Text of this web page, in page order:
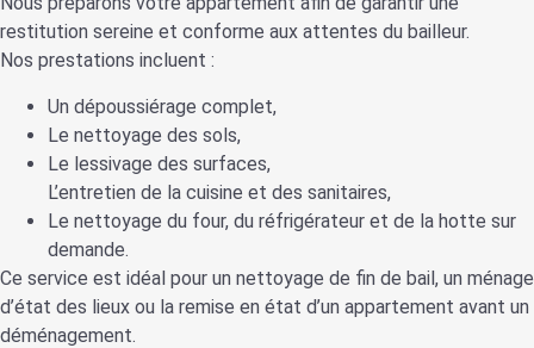
restitution sereine et conforme aux attentes du bailleur.
Nos prestations incluent :
Un dépoussiérage complet,
Le nettoyage des sols,
Le lessivage des surfaces,
L’entretien de la cuisine et des sanitaires,
Le nettoyage du four, du réfrigérateur et de la hotte sur
demande.
Ce service est idéal pour un nettoyage de fin de bail, un ménage
d’état des lieux ou la remise en état d’un appartement avant un
déménagement.